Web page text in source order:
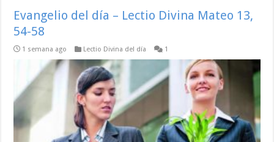
Evangelio del día – Lectio Divina Mateo 13,
54-58
1 semana ago Lectio Divina del día 1